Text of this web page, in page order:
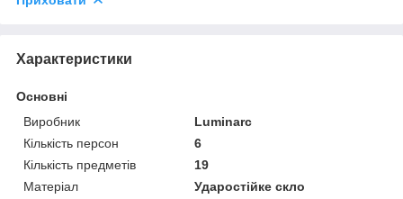
Характеристики
Основні
Виробник
Luminarc
Кількість персон
6
Кількість предметів
19
Матеріал
Ударостійке скло